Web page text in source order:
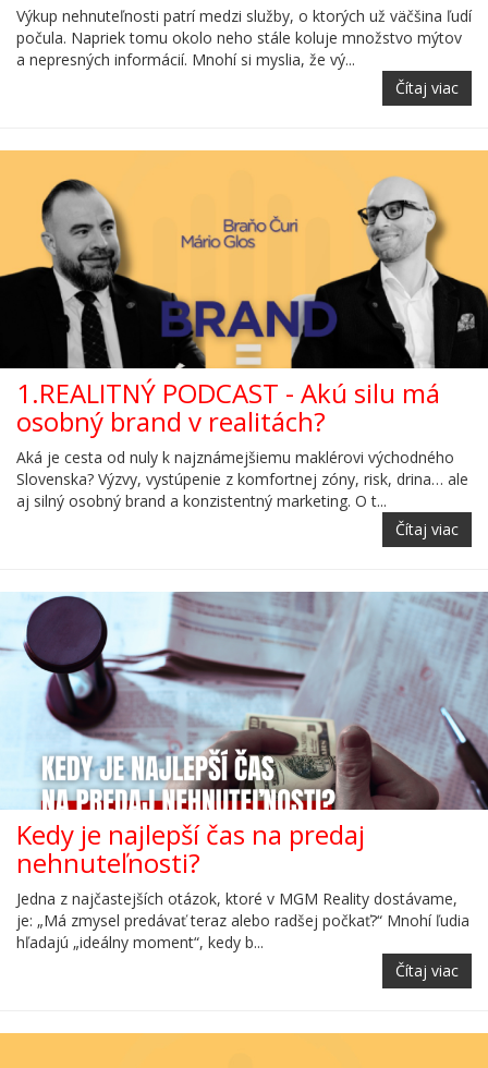
Výkup nehnuteľnosti patrí medzi služby, o ktorých už väčšina ľudí
počula. Napriek tomu okolo neho stále koluje množstvo mýtov
a nepresných informácií. Mnohí si myslia, že vý...
Čítaj viac
1.REALITNÝ PODCAST - Akú silu má
osobný brand v realitách?
Aká je cesta od nuly k najznámejšiemu maklérovi východného
Slovenska? Výzvy, vystúpenie z komfortnej zóny, risk, drina… ale
aj silný osobný brand a konzistentný marketing. O t...
Čítaj viac
Kedy je najlepší čas na predaj
nehnuteľnosti?
Jedna z najčastejších otázok, ktoré v MGM Reality dostávame,
je: „Má zmysel predávať teraz alebo radšej počkať?“ Mnohí ľudia
hľadajú „ideálny moment“, kedy b...
Čítaj viac